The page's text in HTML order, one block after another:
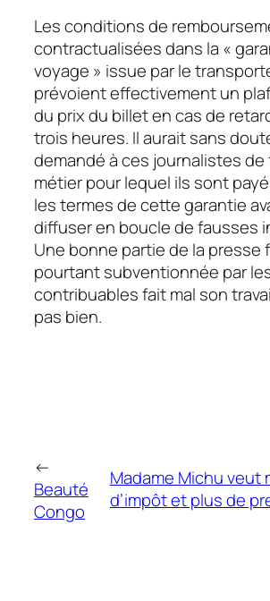
Les conditions de
contractualisées dans la «
voyage » issue par le
prévoient effectivement un
du prix du billet en cas de
trois heures. Il aurait sans
demandé à ces journalistes de
métier pour lequel ils sont
les termes de cette garantie
diffuser en boucle de fausses
Une bonne partie de la presse
pourtant subventionnée par
contribuables fait mal son
pas bien.
←
Beauté
Congo
Madame Michu veut
d’impôt et plus de